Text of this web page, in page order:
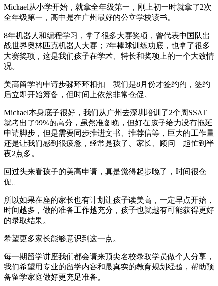
Michael从小学开始，就拿全年级第一，刚上初一时就拿了2次
全年级第一，高中是在广州最好的公立学校读书。
8年机器人和编程学习，拿了很多大赛奖项，曾代表中国队出
战世界奥林匹克机器人大赛；7年棒球训练功底，也拿了很多
大赛奖项，这是我们孩子在学术、特长和奖项上的一个大致情
况。
美高留学的申请步骤环环相扣，我们是8月份才签约的，签约
后立即开始筹备，但时间上依然非常仓促。
Michael本身底子很好，我们从广州去深圳培训了2个周SSAT
就考出了99%的高分，虽然准备晚，但好在孩子给力没有拖延
申请脚步，但是需要同步推进文书、推荐信等，巨大的工作量
还是让我们感到很疲惫，经常是孩子、家长、顾问一起忙到半
夜2点多。
回过头来看孩子的美高申请，真是觉得起步晚了，时间很仓
促。
所以如果在座的家长也有计划让孩子读美高，一定早点开始，
时间越多，做的准备工作越充分，孩子也就越有可能获得更好
的录取结果。
希望更多家长能够意识到这一点。
每一期留学讲座我们都会请来顶尖名校录取学员做个人分享，
我们希望用专业的留学内容和最真实的教育规划经验，帮助预
备留学家庭做好更充足准备。